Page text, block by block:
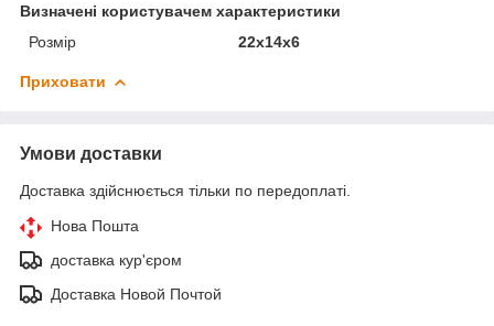
Визначені користувачем характеристики
Розмір
22х14х6
Приховати
Умови доставки
Доставка здійснюється тільки по передоплаті.
Нова Пошта
доставка кур'єром
Доставка Новой Почтой